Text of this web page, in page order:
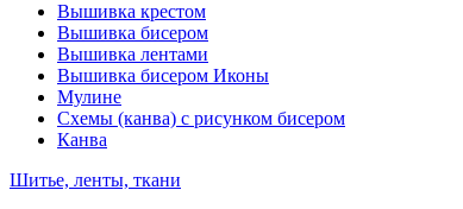
Вышивка крестом
Вышивка бисером
Вышивка лентами
Вышивка бисером Иконы
Мулине
Схемы (канва) с рисунком бисером
Канва
Шитье, ленты, ткани